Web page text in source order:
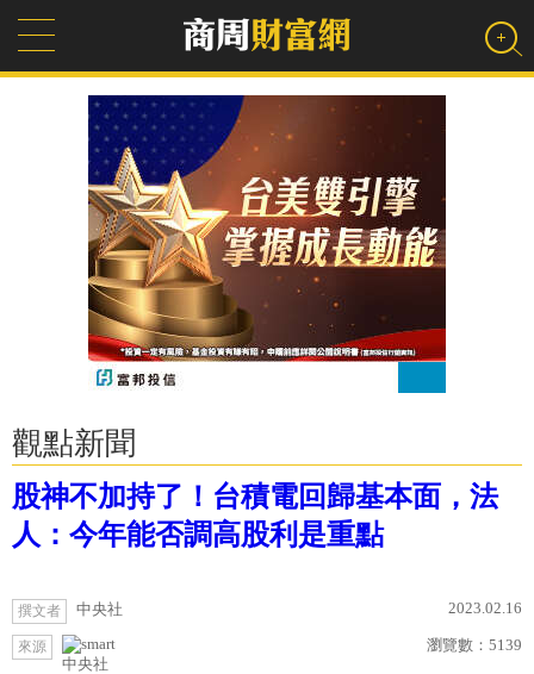
觀點新聞
股神不加持了！台積電回歸基本面，法
人：今年能否調高股利是重點
撰文者 中央社 2023.02.16
來源
中央社
瀏覽數： 5139